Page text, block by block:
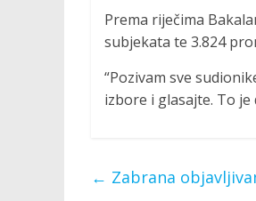
Prema riječima
subjekata te 3.824
“Pozivam sve
izbore i glasajte. To
← Zabrana